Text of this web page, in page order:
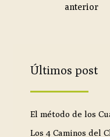
anterior
Últimos post
El método de los
Los 4 Caminos del